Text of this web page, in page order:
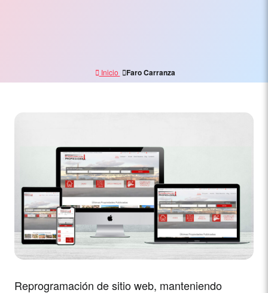
Digital Inicio Faro Carranza
Reprogramación de sitio web, manteniendo